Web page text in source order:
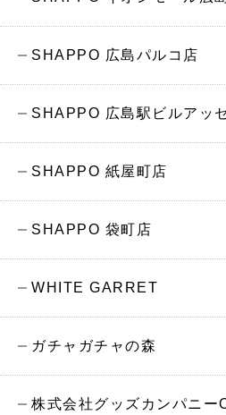
SHAPPO 広島パルコ店
SHAPPO 広島駅ビルアッ
SHAPPO 紙屋町店
SHAPPO 袋町店
WHITE GARRET
ガチャガチャの森
株式会社グッズカンパニー